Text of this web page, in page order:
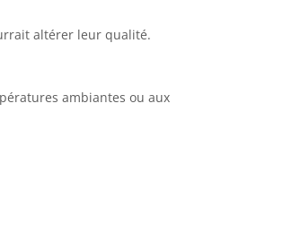
altérer leur qualité.
ambiantes ou aux